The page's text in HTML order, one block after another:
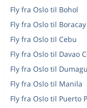
Fly fra Oslo til Bohol
Fly fra Oslo til Boracay
Fly fra Oslo til Cebu
Fly fra Oslo til Davao
Fly fra Oslo til
Fly fra Oslo til Manila
Fly fra Oslo til Puerto